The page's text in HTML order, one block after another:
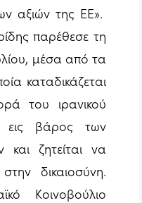
αξιών της ΕΕ».
παρέθεσε τη
μέσα από τα
καταδικάζεται
του ιρανικού
εις βάρος των
και ζητείται να
δικαιοσύνη.
Κοινοβούλιο